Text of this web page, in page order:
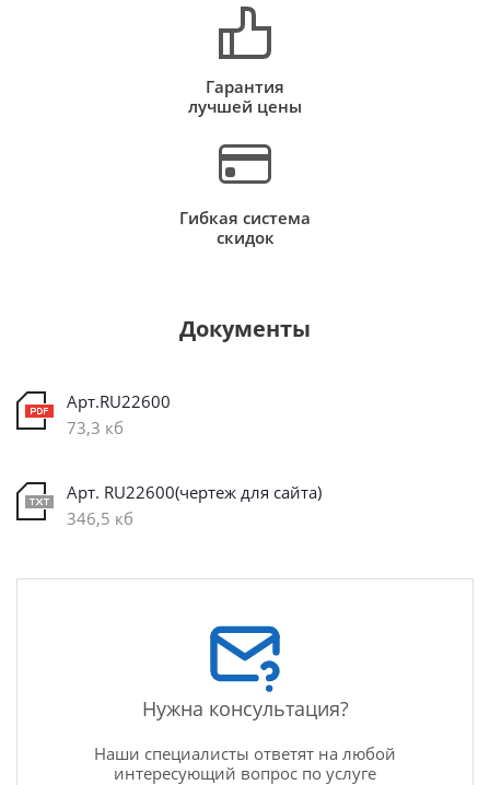
Гарантия
лучшей цены
Гибкая система
скидок
Документы
Арт.RU22600
73,3 кб
Арт. RU22600(чертеж для сайта)
346,5 кб
Нужна консультация?
Наши специалисты ответят на любой
интересующий вопрос по услуге